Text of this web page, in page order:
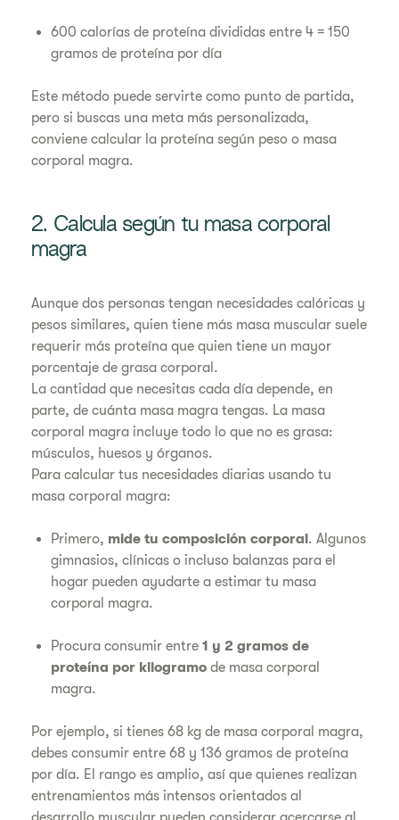
600 calorías de proteína divididas entre 4 = 150
gramos de proteína por día
Este método puede servirte como punto de partida,
pero si buscas una meta más personalizada,
conviene calcular la proteína según peso o masa
corporal magra.
2. Calcula según tu masa corporal
magra
Aunque dos personas tengan necesidades calóricas y
pesos similares, quien tiene más masa muscular suele
requerir más proteína que quien tiene un mayor
porcentaje de grasa corporal.
La cantidad que necesitas cada día depende, en
parte, de cuánta masa magra tengas. La masa
corporal magra incluye todo lo que no es grasa:
músculos, huesos y órganos.
Para calcular tus necesidades diarias usando tu
masa corporal magra:
Primero, mide tu composición corporal. Algunos
gimnasios, clínicas o incluso balanzas para el
hogar pueden ayudarte a estimar tu masa
corporal magra.
Procura consumir entre 1 y 2 gramos de
proteína por kilogramo de masa corporal
magra.
Por ejemplo, si tienes 68 kg de masa corporal magra,
debes consumir entre 68 y 136 gramos de proteína
por día. El rango es amplio, así que quienes realizan
entrenamientos más intensos orientados al